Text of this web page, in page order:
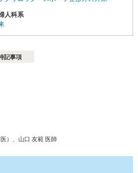
人科系
記事項
）、⼭⼝ 友範 医師